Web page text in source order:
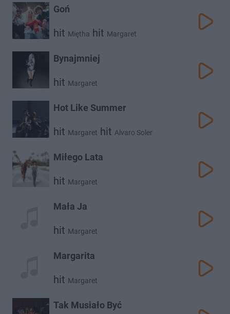
Goń
hit Miętha hit Margaret
Bynajmniej
hit Margaret
Hot Like Summer
hit Margaret hit Alvaro Soler
Miłego Lata
hit Margaret
Mała Ja
hit Margaret
Margarita
hit Margaret
Tak Musiało Być